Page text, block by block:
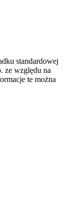
standardowej
ze względu na
te można